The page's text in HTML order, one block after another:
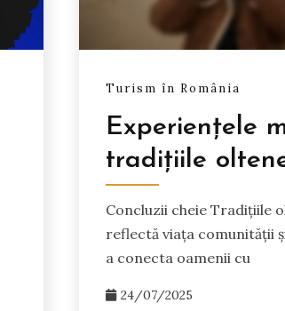
Turism în România
Experiențele
tradițiile
Concluzii cheie Tradițiile
reflectă viața comunității
a conecta oamenii cu
24/07/2025